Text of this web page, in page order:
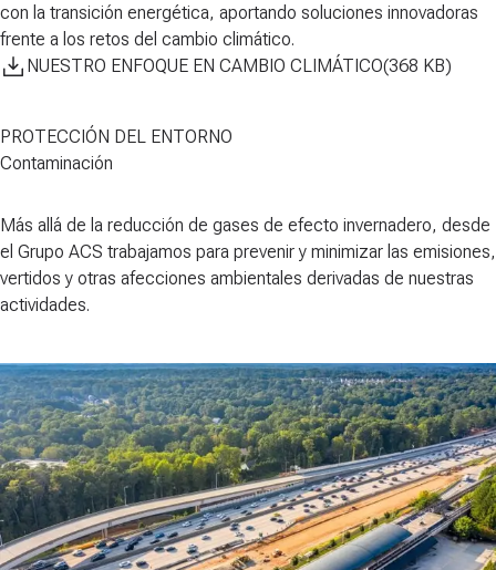
con la transición energética, aportando soluciones innovadoras
frente a los retos del cambio climático.
NUESTRO ENFOQUE EN CAMBIO CLIMÁTICO(368 KB)
PROTECCIÓN DEL ENTORNO
Contaminación
Más allá de la reducción de gases de efecto invernadero, desde
el Grupo ACS trabajamos para prevenir y minimizar las emisiones,
vertidos y otras afecciones ambientales derivadas de nuestras
actividades.